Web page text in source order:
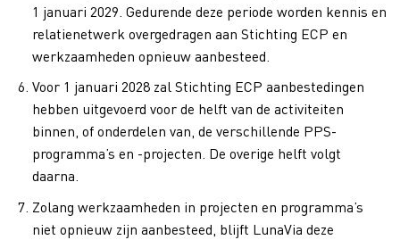
1 januari 2029. Gedurende deze periode worden kennis en
relatienetwerk overgedragen aan Stichting ECP en
werkzaamheden opnieuw aanbesteed.
Voor 1 januari 2028 zal Stichting ECP aanbestedingen
hebben uitgevoerd voor de helft van de activiteiten
binnen, of onderdelen van, de verschillende PPS-
programma’s en -projecten. De overige helft volgt
daarna.
Zolang werkzaamheden in projecten en programma’s
niet opnieuw zijn aanbesteed, blijft LunaVia deze